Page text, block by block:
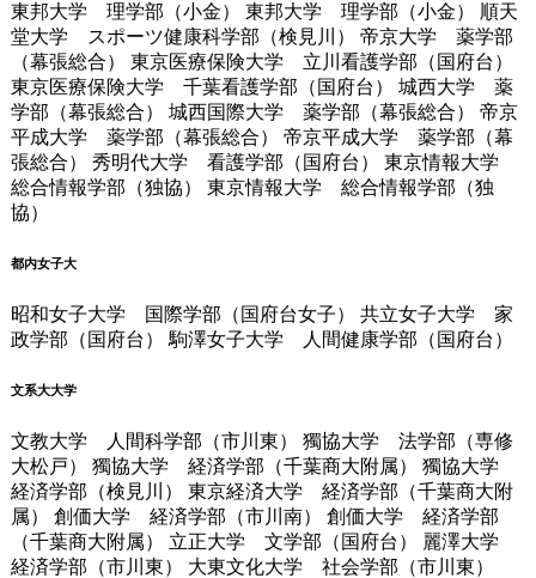
東邦大学 理学部（小金） 東邦大学 理学部（小金） 順天
堂大学 スポーツ健康科学部（検見川） 帝京大学 薬学部
（幕張総合） 東京医療保険大学 立川看護学部（国府台）
東京医療保険大学 千葉看護学部（国府台） 城西大学 薬
学部（幕張総合） 城西国際大学 薬学部（幕張総合） 帝京
平成大学 薬学部（幕張総合） 帝京平成大学 薬学部（幕
張総合） 秀明代大学 看護学部（国府台） 東京情報大学
総合情報学部（独協） 東京情報大学 総合情報学部（独
協）
都内女子大
昭和女子大学 国際学部（国府台女子） 共立女子大学 家
政学部（国府台） 駒澤女子大学 人間健康学部（国府台）
文系大大学
文教大学 人間科学部（市川東） 獨協大学 法学部（専修
大松戸） 獨協大学 経済学部（千葉商大附属） 獨協大学
経済学部（検見川） 東京経済大学 経済学部（千葉商大附
属） 創価大学 経済学部（市川南） 創価大学 経済学部
（千葉商大附属） 立正大学 文学部（国府台） 麗澤大学
経済学部（市川東） 大東文化大学 社会学部（市川東）